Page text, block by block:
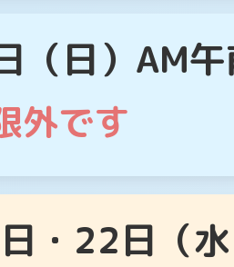
（日）AM
外です
・22日（